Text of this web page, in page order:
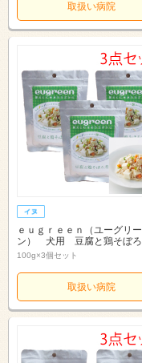
取扱い病院
ｅｕｇｒｅｅｎ（ユーグリー
ン） 犬用 豆腐と鶏そぼ
100g×3個セット
取扱い病院